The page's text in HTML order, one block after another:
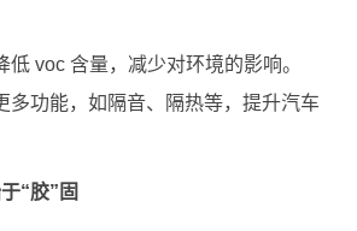
低 voc 含量，减少对环境的影响。
多功能，如隔音、隔热等，提升汽车
“胶”固